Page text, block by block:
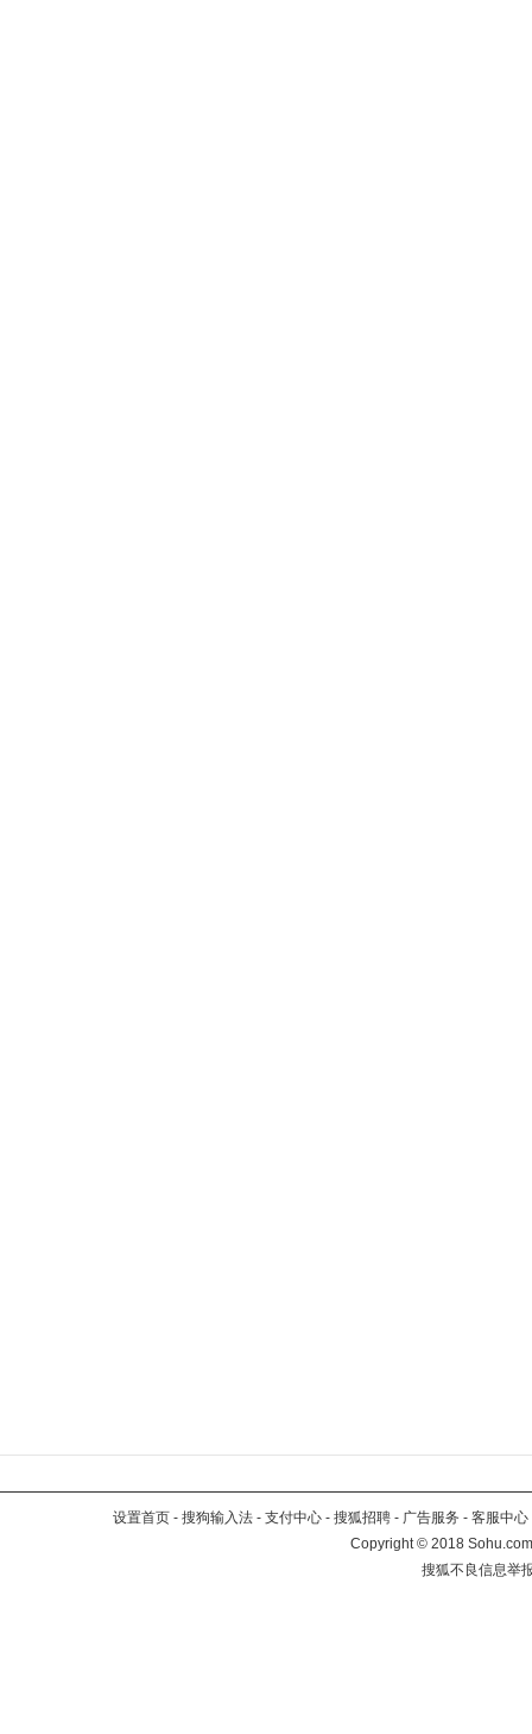
设置首页 - 搜狗输入法 - 支付中心 - 搜狐招聘 - 广告服务 - 客服中心
Copyright©2018
搜狐不良信息举